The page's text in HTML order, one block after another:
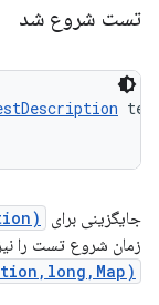
تست شروع شد
جایگزینی برای
زمان شروع تست را